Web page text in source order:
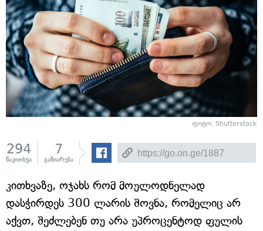
ფოტო: Shutterstock
294
წაკითხვა
7
გაზიარება
კითხვაზე, ოჯახს რომ მოულოდნელად
დასჭირდეს 300 ლარის შოვნა, რომელიც არ
აქვთ, შეძლებენ თუ არა უპროცენტოდ ფულის